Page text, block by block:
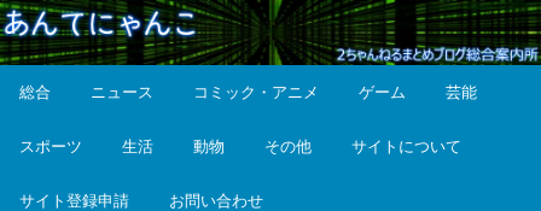
総合 ニュース コミック・アニメ ゲーム 芸能
スポーツ 生活 動物 その他 サイトについて
サイト登録申請 お問い合わせ